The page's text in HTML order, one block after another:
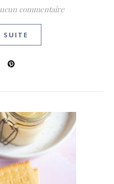
commentaire
SUITE